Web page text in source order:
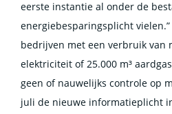
eerste instantie al onder de
energiebesparingsplicht
bedrijven met een verbruik van
elektriciteit of 25.000 m³
geen of nauwelijks controle op
juli de nieuwe informatieplicht